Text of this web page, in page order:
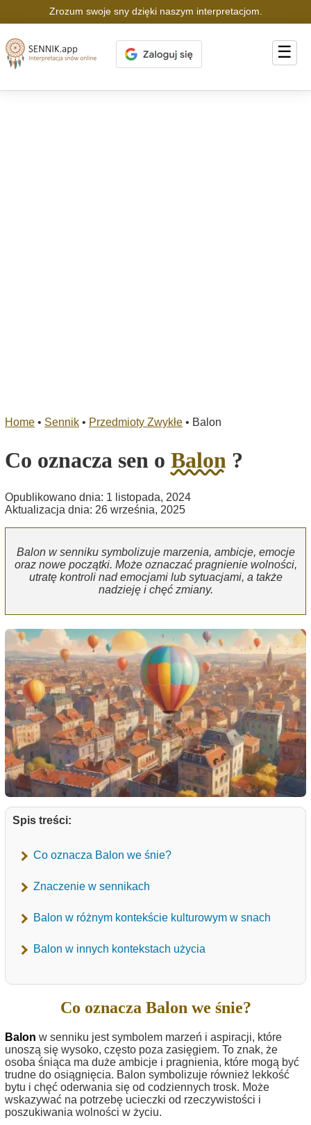
Zrozum swoje sny dzięki naszym interpretacjom.
☰
Home • Sennik • Przedmioty Zwykłe • Balon
Co oznacza sen o Balon ?
Opublikowano dnia: 1 listopada, 2024
Aktualizacja dnia: 26 września, 2025
Balon w senniku symbolizuje marzenia, ambicje, emocje
oraz nowe początki. Może oznaczać pragnienie wolności,
utratę kontroli nad emocjami lub sytuacjami, a także
nadzieję i chęć zmiany.
Spis treści:
Co oznacza Balon we śnie?
Znaczenie w sennikach
Balon w różnym kontekście kulturowym w snach
Balon w innych kontekstach użycia
Co oznacza Balon we śnie?
Balon w senniku jest symbolem marzeń i aspiracji, które
unoszą się wysoko, często poza zasięgiem. To znak, że
osoba śniąca ma duże ambicje i pragnienia, które mogą być
trudne do osiągnięcia. Balon symbolizuje również lekkość
bytu i chęć oderwania się od codziennych trosk. Może
wskazywać na potrzebę ucieczki od rzeczywistości i
poszukiwania wolności w życiu.